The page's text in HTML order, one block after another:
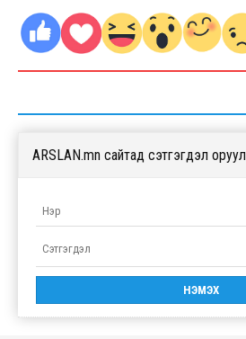
ARSLAN.mn сайтад сэтгэгдэл